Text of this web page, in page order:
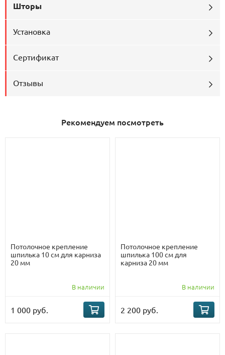
Шторы
Установка
Сертификат
Отзывы
Рекомендуем посмотреть
Потолочное крепление
шпилька 10 см для карниза
20 мм
В наличии
1 000 руб.
Потолочное крепление
шпилька 100 см для
карниза 20 мм
В наличии
2 200 руб.